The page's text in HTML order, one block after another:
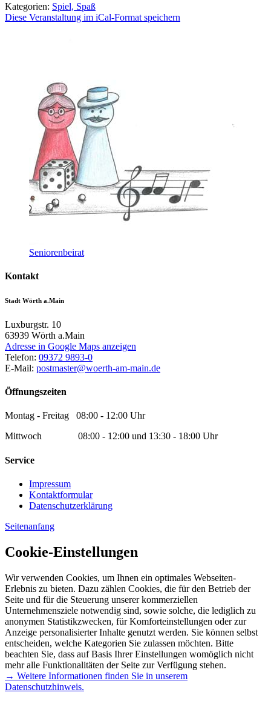
Kategorien: Spiel, Spaß
Diese Veranstaltung im iCal-Format speichern
Seniorenbeirat
Kontakt
Stadt Wörth a.Main
Luxburgstr. 10
63939 Wörth a.Main
Adresse in Google Maps anzeigen
Telefon: 09372 9893-0
E-Mail: postmaster@woerth-am-main.de
Öffnungszeiten
Montag - Freitag 08:00 - 12:00 Uhr
Mittwoch 08:00 - 12:00 und 13:30 - 18:00 Uhr
Service
Impressum
Kontaktformular
Datenschutzerklärung
Seitenanfang
Cookie-Einstellungen
Wir verwenden Cookies, um Ihnen ein optimales Webseiten-
Erlebnis zu bieten. Dazu zählen Cookies, die für den Betrieb der
Seite und für die Steuerung unserer kommerziellen
Unternehmensziele notwendig sind, sowie solche, die lediglich zu
anonymen Statistikzwecken, für Komforteinstellungen oder zur
Anzeige personalisierter Inhalte genutzt werden. Sie können selbst
entscheiden, welche Kategorien Sie zulassen möchten. Bitte
beachten Sie, dass auf Basis Ihrer Einstellungen womöglich nicht
mehr alle Funktionalitäten der Seite zur Verfügung stehen.
→ Weitere Informationen finden Sie in unserem
Datenschutzhinweis.